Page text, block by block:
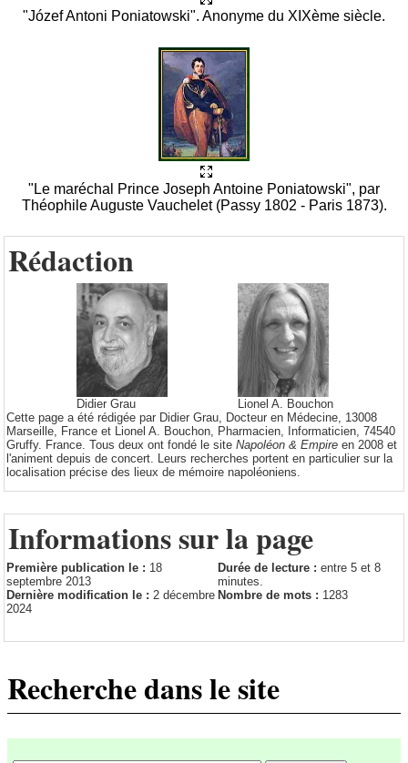
"Józef Antoni Poniatowski". Anonyme du XIXème siècle.
"Le maréchal Prince Joseph Antoine Poniatowski", par
Théophile Auguste Vauchelet (Passy 1802 - Paris 1873).
Rédaction
Didier Grau
Lionel A. Bouchon
Cette page a été rédigée par Didier Grau, Docteur en Médecine, 13008
Marseille, France et Lionel A. Bouchon, Pharmacien, Informaticien, 74540
Gruffy. France. Tous deux ont fondé le site Napoléon & Empire en 2008 et
l'animent depuis de concert. Leurs recherches portent en particulier sur la
localisation précise des lieux de mémoire napoléoniens.
Informations sur la page
Première publication le : 18
septembre 2013
Durée de lecture : entre 5 et 8
minutes.
Dernière modification le : 2 décembre
2024
Nombre de mots : 1283
Recherche dans le site